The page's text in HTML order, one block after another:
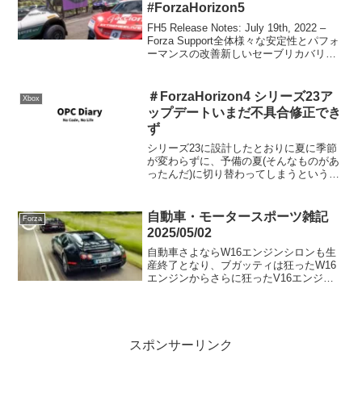
#ForzaHorizon5
FH5 Release Notes: July 19th, 2022 –
Forza Support全体様々な安定性とパフォ
ーマンスの改善新しいセーブリカバリー
アップを...
Xbox
＃ForzaHorizon4 シリーズ23ア
ップデートいまだ不具合修正でき
ず
シリーズ23に設計したとおりに夏に季節
が変わらずに、予備の夏(そんなものがあ
ったんだ)に切り替わってしまうという不
いません！！という事で今日の23:30に
「予備の夏」を...
Forza
自動車・モータースポーツ雑記
2025/05/02
自動車さよならW16エンジンシロンも生
産終了となり、ブガッティは狂ったW16
エンジンからさらに狂ったV16エンジン
スポンサーリンク